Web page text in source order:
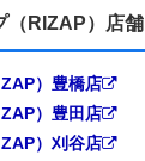
（RIZAP）店舗
）豊橋店
）豊田店
）刈谷店